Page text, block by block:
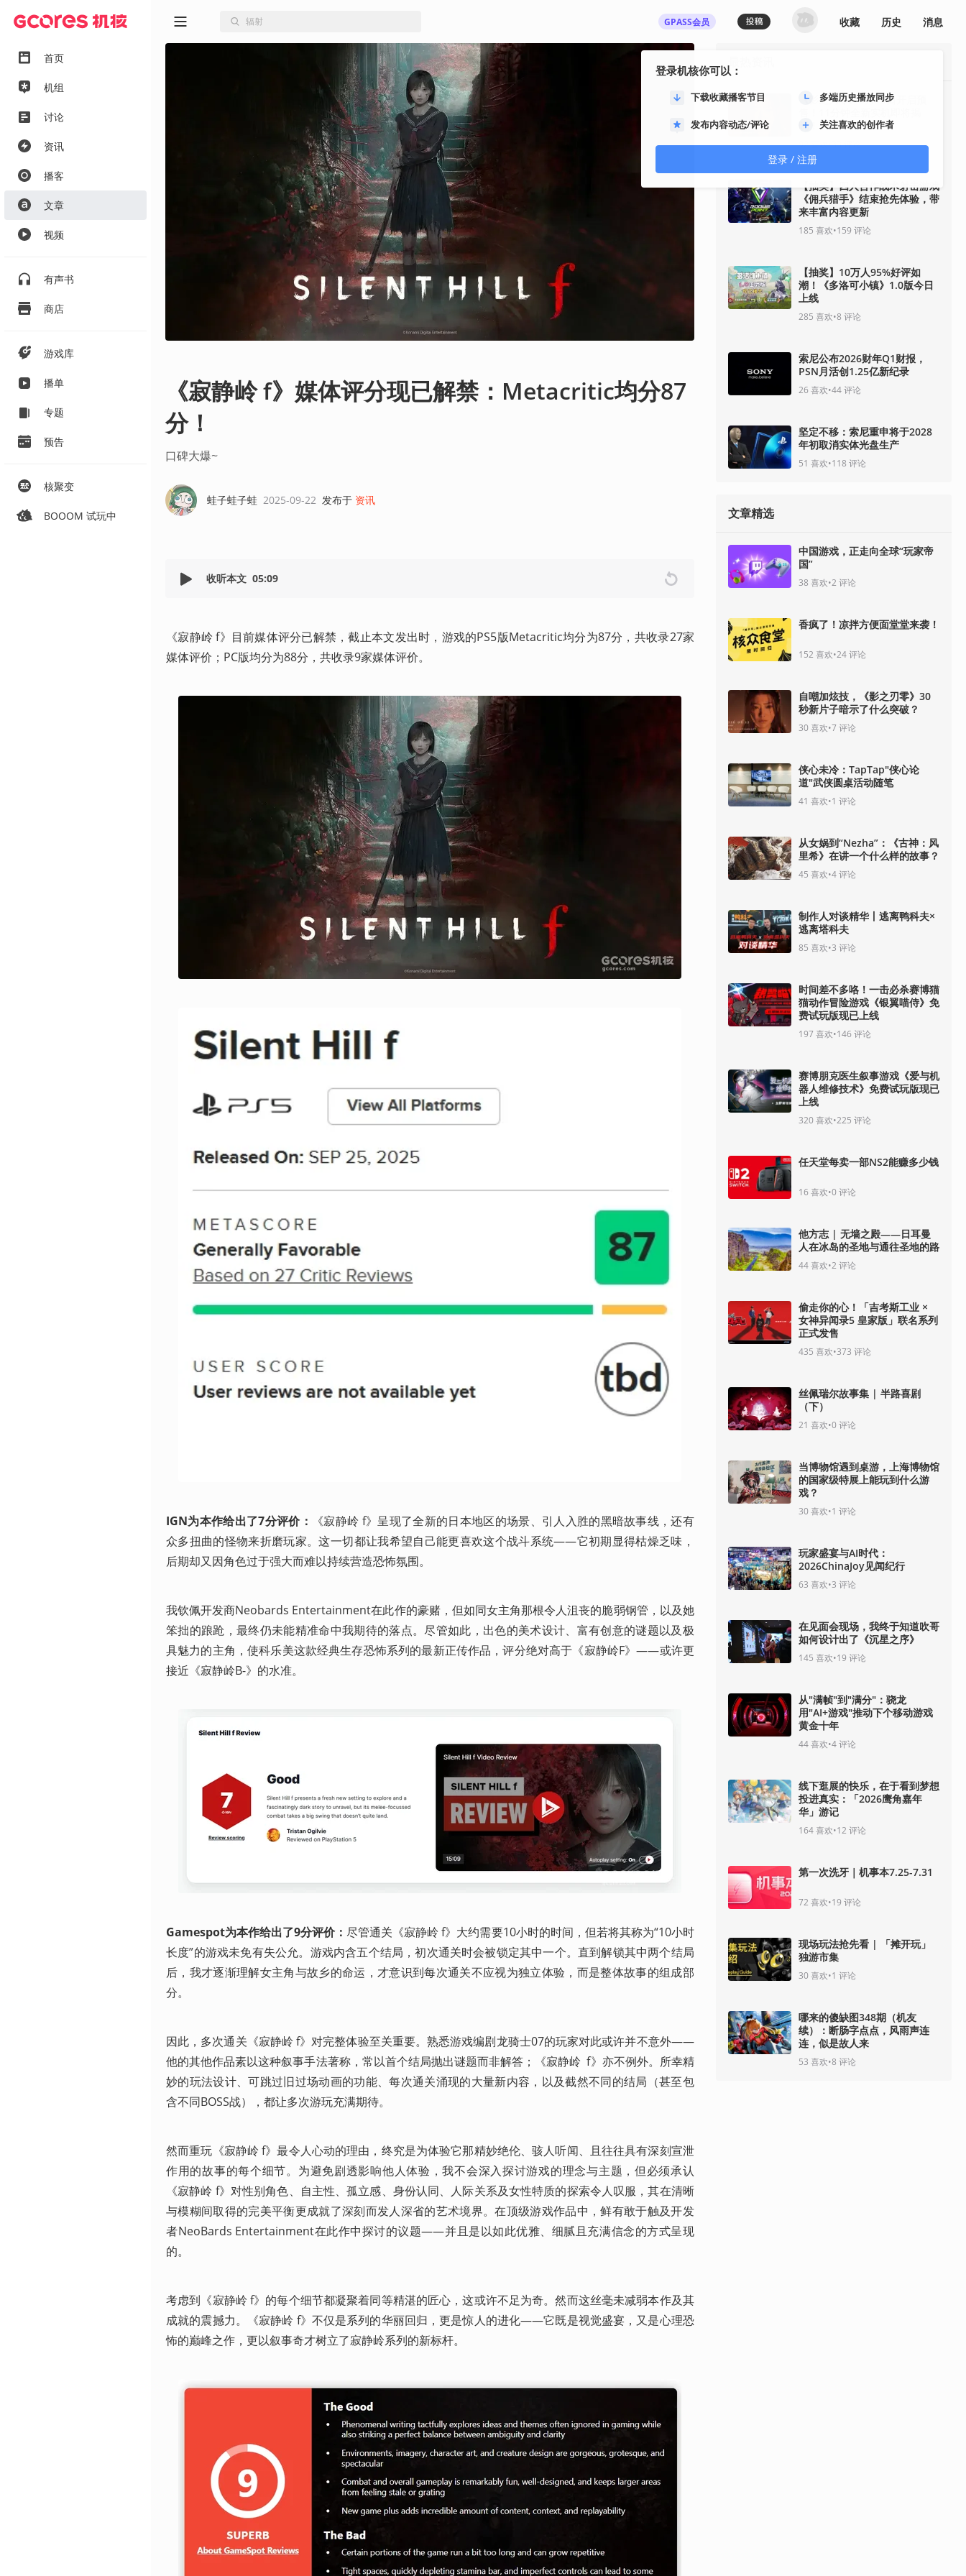
首页
机组
讨论
资讯
播客
文章
视频
有声书
商店
游戏库
播单
专题
预告
核聚变
BOOOM 试玩中
GPASS会员
登录机核你可以：
下载收藏播客节目 多端历史播放同步
发布内容动态/评论 关注喜欢的创作者
登录 / 注册
收藏 历史 消息
《寂静岭 f》媒体评分现已解禁：Metacritic均分87
分！
口碑大爆~
蛙子蛙子蛙 2025-09-22 发布于 资讯
收听本文 05:09
《寂静岭 f》目前媒体评分已解禁，截止本文发出时，游戏的PS5版Metacritic均分为87分，共收录27家
媒体评价；PC版均分为88分，共收录9家媒体评价。
IGN为本作给出了7分评价：
《寂静岭 f》呈现了全新的日本地区的场景、引人入胜的黑暗故事线，还有
众多扭曲的怪物来折磨玩家。这一切都让我希望自己能更喜欢这个战斗系统——它初期显得枯燥乏味，
后期却又因角色过于强大而难以持续营造恐怖氛围。
我钦佩开发商Neobards Entertainment在此作的豪赌，但如同女主角那根令人沮丧的脆弱钢管，以及她
笨拙的踉跄，最终仍未能精准命中我期待的落点。尽管如此，出色的美术设计、富有创意的谜题以及极
具魅力的主角，使科乐美这款经典生存恐怖系列的最新正传作品，评分绝对高于《寂静岭F》——或许更
接近《寂静岭B-》的水准。
Gamespot为本作给出了9分评价：尽管通关《寂静岭 f》大约需要10小时的时间，但若将其称为“10小时
长度”的游戏未免有失公允。游戏内含五个结局，初次通关时会被锁定其中一个。直到解锁其中两个结局
后，我才逐渐理解女主角与故乡的命运，才意识到每次通关不应视为独立体验，而是整体故事的组成部
分。
因此，多次通关《寂静岭 f》对完整体验至关重要。熟悉游戏编剧龙骑士07的玩家对此或许并不意外——
他的其他作品素以这种叙事手法著称，常以首个结局抛出谜题而非解答；《寂静岭  f》亦不例外。所幸精
妙的玩法设计、可跳过旧过场动画的功能、每次通关涌现的大量新内容，以及截然不同的结局（甚至包
含不同BOSS战），都让多次游玩充满期待。
然而重玩《寂静岭 f》最令人心动的理由，终究是为体验它那精妙绝伦、骇人听闻、且往往具有深刻宣泄
作用的故事的每个细节。为避免剧透影响他人体验，我不会深入探讨游戏的理念与主题，但必须承认
《寂静岭 f》对性别角色、自主性、孤立感、身份认同、人际关系及女性特质的探索令人叹服，其在清晰
与模糊间取得的完美平衡更成就了深刻而发人深省的艺术境界。在顶级游戏作品中，鲜有敢于触及开发
者NeoBards Entertainment在此作中探讨的议题——并且是以如此优雅、细腻且充满信念的方式呈现
的。
考虑到《寂静岭 f》的每个细节都凝聚着同等精湛的匠心，这或许不足为奇。然而这丝毫未减弱本作及其
成就的震撼力。《寂静岭 f》不仅是系列的华丽回归，更是惊人的进化——它既是视觉盛宴，又是心理恐
怖的巅峰之作，更以叙事奇才树立了寂静岭系列的新标杆。
最热资讯
《影之刃零》8月12日开启预
晓！
92喜欢•33评论
【抽奖】四人合作战术射击游戏
《佣兵猎手》结束抢先体验，带
来丰富内容更新
185 喜欢•159 评论
【抽奖】10万人95%好评如
潮！《多洛可小镇》1.0版今日
上线
285 喜欢•8 评论
索尼公布2026财年Q1财报，
PSN月活创1.25亿新纪录
26喜欢•44评论
坚定不移：索尼重申将于2028
年初取消实体光盘生产
51 喜欢•118 评论
文章精选
中国游戏，正走向全球“玩家帝
国”
38 喜欢•2 评论
香疯了！凉拌方便面堂堂来袭！
152 喜欢•24评论
自嘲加炫技，《影之刃零》30
秒新片子暗示了什么突破？
30喜欢•7评论
侠心未冷：TapTap"侠心论
道"武侠圆桌活动随笔
41 喜欢•1 评论
从女娲到“Nezha”：《古神：风
里希》在讲一个什么样的故事？
45 喜欢•4评论
制作人对谈精华丨逃离鸭科夫×
逃离塔科夫
85 喜欢•3 评论
时间差不多咯！一击必杀赛博猫
猫动作冒险游戏《银翼喵侍》免
费试玩版现已上线
197喜欢•146评论
赛博朋克医生叙事游戏《爱与机
器人维修技术》免费试玩版现已
上线
320喜欢•225 评论
任天堂每卖一部NS2能赚多少钱
16喜欢•0评论
他方志 | 无墙之殿——日耳曼
人在冰岛的圣地与通往圣地的路
44喜欢•2 评论
偷走你的心！「吉考斯工业 ×
女神异闻录5 皇家版」联名系列
正式发售
435 喜欢•373 评论
丝佩瑞尔故事集 | 半路喜剧
（下）
21 喜欢•0评论
当博物馆遇到桌游，上海博物馆
的国家级特展上能玩到什么游
戏？
30喜欢•1 评论
玩家盛宴与AI时代：
2026ChinaJoy见闻纪行
63 喜欢•3 评论
在见面会现场，我终于知道吹哥
如何设计出了《沉星之序》
145 喜欢•19 评论
从"满帧"到"满分"：骁龙
用"AI+游戏"推动下个移动游戏
黄金十年
44喜欢•4评论
线下逛展的快乐，在于看到梦想
投进真实：「2026鹰角嘉年
华」游记
164喜欢•12 评论
第一次洗牙｜机事本7.25-7.31
72 喜欢•19 评论
现场玩法抢先看 | 「摊开玩」
独游市集
30喜欢•1 评论
哪来的傻缺图348期（机友
续）：断肠字点点，风雨声连
连，似是故人来
53 喜欢•8 评论